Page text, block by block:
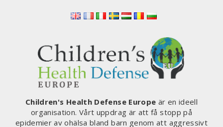
Children's Health Defense Europe är en ideell
organisation. Vårt uppdrag är att få stopp på
epidemier av ohälsa bland barn genom att aggressivt